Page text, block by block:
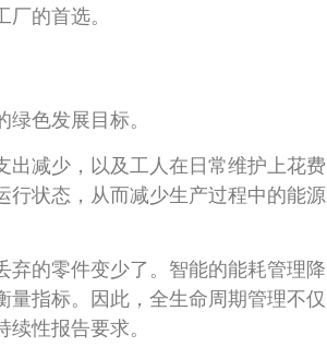
的首选。
色发展目标。
减少，以及工人在日常维护上花费
行状态，从而减少生产过程中的能源
弃的零件变少了。智能的能耗管理降
指标。因此，全生命周期管理不仅
性报告要求。